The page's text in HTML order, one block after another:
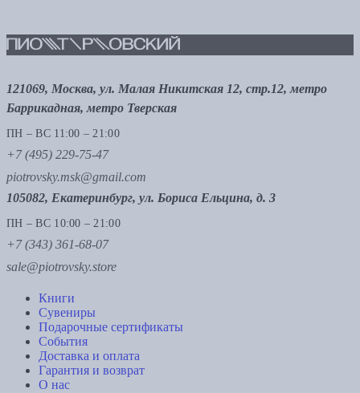
121069, Москва, ул. Малая Никитская 12, стр.12, метро
Баррикадная, метро Тверская
ПН – ВС 11:00 – 21:00
+7 (495) 229-75-47
piotrovsky.msk@gmail.com
105082, Екатеринбург, ул. Бориса Ельцина, д. 3
ПН – ВС 10:00 – 21:00
+7 (343) 361-68-07
sale@piotrovsky.store
Книги
Сувениры
Подарочные сертификаты
События
Доставка и оплата
Гарантия и возврат
О нас